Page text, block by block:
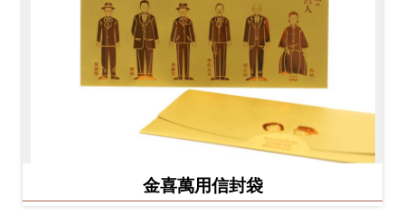
金喜萬用信封袋